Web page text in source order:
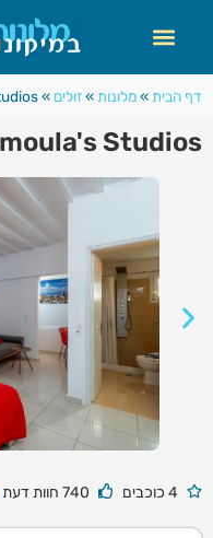
דף הבית »מלונות »זולים »
Studios
4 כוכבים 740 חוות דעת